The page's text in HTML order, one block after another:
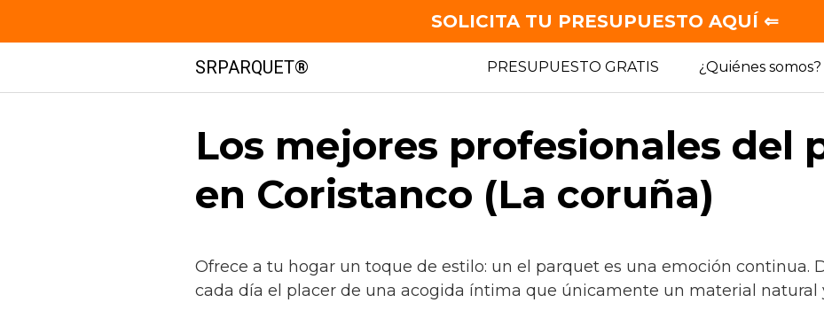
contenido
SRPARQUET® PRESUPUESTO GRATIS ¿Quiénes somos?
Los mejores profesionales del
en Coristanco (La coruña)
Ofrece a tu hogar un toque de estilo: un el parquet es una emoción continua.
cada día el placer de una acogida íntima que únicamente un material natural
SOLICITA TU PRESUPUESTO AQUÍ ⇐